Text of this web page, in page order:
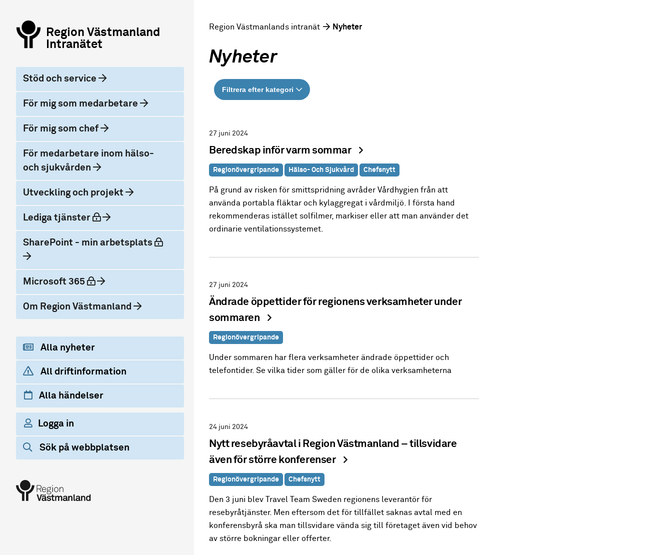
Region Västmanland
Intranätet
Stöd och service
För mig som medarbetare
För mig som chef
För medarbetare inom hälso-
och sjukvården
Utveckling och projekt
Lediga tjänster låst
SharePoint - min arbetsplats låst
Microsoft 365 låst
Om Region Västmanland
Alla nyheter
All driftinformation
Alla händelser
Logga in
Sök på webbplatsen
Region Västmanlands intranät Nyheter
Nyheter
Filtrera efter kategori
27 juni 2024
Beredskap inför varm sommar
Regionövergripande Hälso- Och Sjukvård Chefsnytt
På grund av risken för smittspridning avråder Vårdhygien från att
använda portabla fläktar och kylaggregat i vårdmiljö. I första hand
rekommenderas istället solfilmer, markiser eller att man använder det
ordinarie ventilationssystemet.
27 juni 2024
Ändrade öppettider för regionens verksamheter under
sommaren
Regionövergripande
Under sommaren har flera verksamheter ändrade öppettider och
telefontider. Se vilka tider som gäller för de olika verksamheterna
24 juni 2024
Nytt resebyråavtal i Region Västmanland – tillsvidare
även för större konferenser
Regionövergripande Chefsnytt
Den 3 juni blev Travel Team Sweden regionens leverantör för
resebyråtjänster. Men eftersom det för tillfället saknas avtal med en
konferensbyrå ska man tillsvidare vända sig till företaget även vid behov
av större bokningar eller offerter.